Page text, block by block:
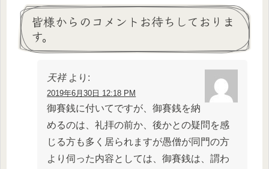
皆様からのコメントお待ちしておりま
す。
天祥 より:
2019年6月30日 12:18 PM
御賽銭に付いてですが、御賽銭を納
めるのは、礼拝の前か、後かとの疑問を感
じる方も多く居られますが愚僧が同門の方
より伺った内容としては、御賽銭は、謂わ